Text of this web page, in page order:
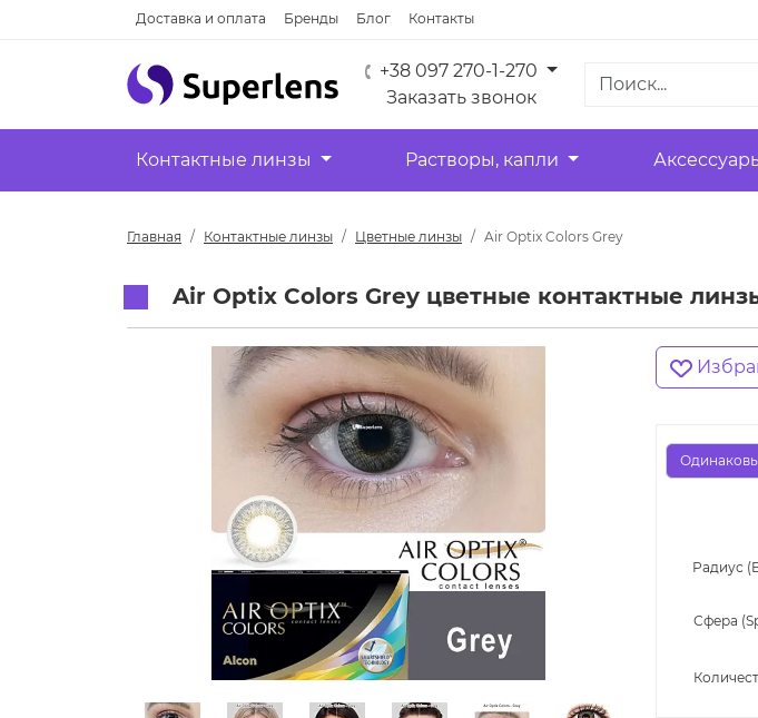
Доставка и оплата Бренды Блог Контакты
+38 097 270-1-270
Заказать звонок
Контактные линзы Растворы, капли
Главная Контактные линзы Цветные линзы Air Optix Colors Grey
Air Optix Colors Grey цветные контактные
Радиус
Сфера